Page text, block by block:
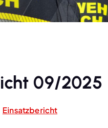
09/2025
Einsatzbericht